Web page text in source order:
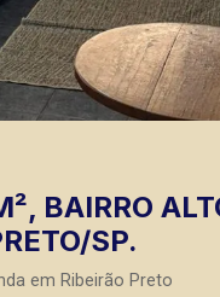
BAIRRO
SP.
em Ribeirão Preto